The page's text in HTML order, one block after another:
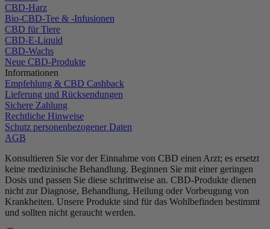
CBD-Harz
Bio-CBD-Tee & -Infusionen
CBD für Tiere
CBD-E-Liquid
CBD-Wachs
Neue CBD-Produkte
Informationen
Empfehlung & CBD Cashback
Lieferung und Rücksendungen
Sichere Zahlung
Rechtliche Hinweise
Schutz personenbezogener Daten
AGB
Konsultieren Sie vor der Einnahme von CBD einen Arzt; es ersetzt
keine medizinische Behandlung. Beginnen Sie mit einer geringen
Dosis und passen Sie diese schrittweise an. CBD-Produkte dienen
nicht zur Diagnose, Behandlung, Heilung oder Vorbeugung von
Krankheiten. Unsere Produkte sind für das Wohlbefinden bestimmt
und sollten nicht geraucht werden.